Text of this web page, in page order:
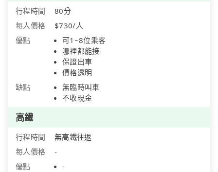
行程時間
80分
每人價格
$730/人
優點
可1~8位乘客
哪裡都能接
保證出車
價格透明
缺點
無臨時叫車
不收現金
高鐵
行程時間
無高鐵往返
每人價格
-
優點
-